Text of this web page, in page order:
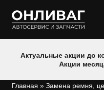
содержимому
Актуальные акции до
Акции
Главная » Замена ремня,